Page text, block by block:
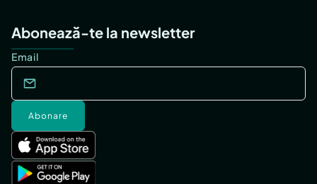
Abonează-te la newsletter
Email
Abonare